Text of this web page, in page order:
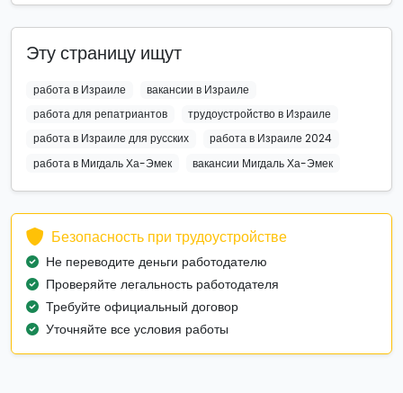
Эту страницу ищут
работа в Израиле
вакансии в Израиле
работа для репатриантов
трудоустройство в Израиле
работа в Израиле для русских
работа в Израиле 2024
работа в Мигдаль Ха-Эмек
вакансии Мигдаль Ха-Эмек
Безопасность при трудоустройстве
Не переводите деньги работодателю
Проверяйте легальность работодателя
Требуйте официальный договор
Уточняйте все условия работы